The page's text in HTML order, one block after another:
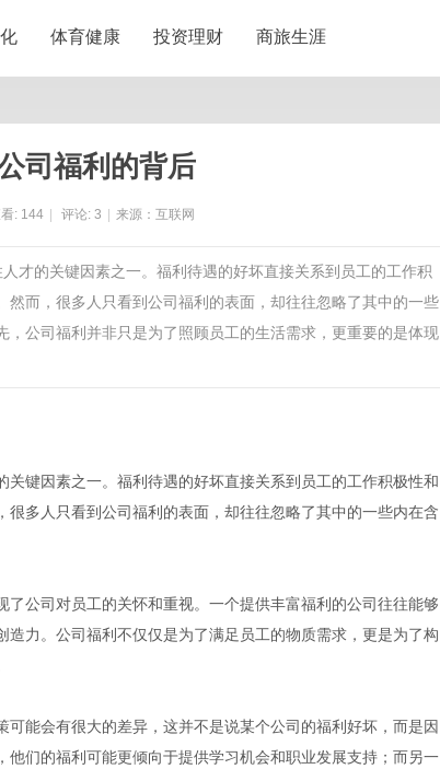
体育健康 投资理财 商旅生涯
司福利的背后
: 144 评论: 3 来源：互联网
才的关键因素之一。福利待遇的好坏直接关系到员工的工作积
而，很多人只看到公司福利的表面，却往往忽略了其中的一些
公司福利并非只是为了照顾员工的生活需求，更重要的是体现
键因素之一。福利待遇的好坏直接关系到员工的工作积极性和
多人只看到公司福利的表面，却往往忽略了其中的一些内在含
公司对员工的关怀和重视。一个提供丰富福利的公司往往能够
力。公司福利不仅仅是为了满足员工的物质需求，更是为了构
能会有很大的差异，这并不是说某个公司的福利好坏，而是因
们的福利可能更倾向于提供学习机会和职业发展支持；而另一